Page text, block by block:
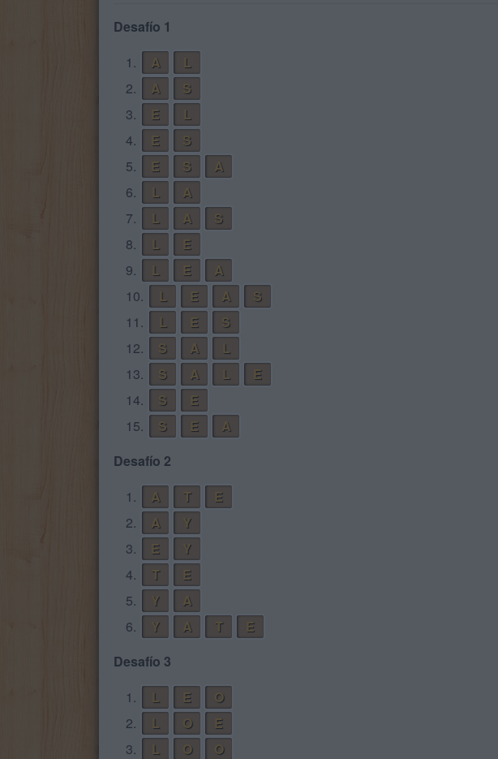
Desafío 1
1.
A
L
2.
A
S
3.
E
L
4.
E
S
5.
E S
A
6.
L
A
7.
L A
S
8.
L
E
9.
L E
A
10.
L E A
S
11.
L E
S
12.
S A
L
13.
S A L
E
14.
S
E
15.
S E
A
Desafío 2
1.
A T
E
2.
A
Y
3.
E
Y
4.
T
E
5.
Y
A
6.
Y A T
E
Desafío 3
1.
L E
O
2.
L O
E
3.
L O
O